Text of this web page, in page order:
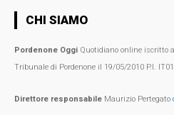
CHI SIAMO
Pordenone Oggi Quotidiano online iscritto
Tribunale di Pordenone il 19/05/2010 P.I.
Direttore responsabile Maurizio Pertegato